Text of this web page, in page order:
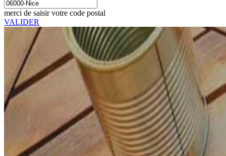
merci de saisir votre code postal
VALIDER